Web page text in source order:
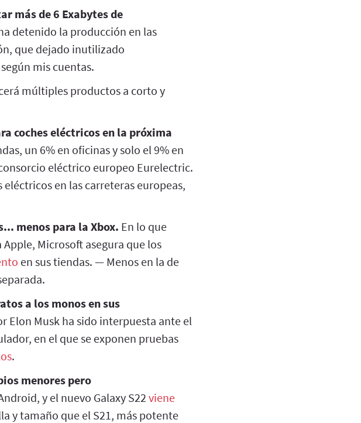
más de 6 Exabytes de
detenido la producción en las
que dejado inutilizado
mis cuentas.
múltiples productos a corto y
coches eléctricos en la próxima
un 6% en oficinas y solo el 9% en
eléctrico europeo Eurelectric.
en las carreteras europeas,
menos para la Xbox. En lo que
Microsoft asegura que los
en sus tiendas. — Menos en la de
a los monos en sus
Elon Musk ha sido interpuesta ante el
en el que se exponen pruebas
.
menores pero
y el nuevo Galaxy S22 viene
y tamaño que el S21, más potente